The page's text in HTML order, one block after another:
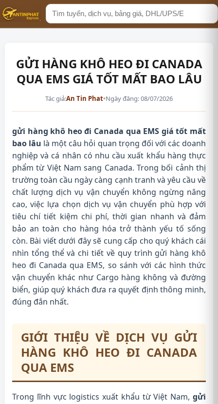
Tìm
kiếm
GỬI HÀNG KHÔ HEO ĐI CANADA
QUA EMS GIÁ TỐT MẤT BAO LÂU
Tác giả:An Tin Phat•Ngày đăng: 08/07/2026
gửi hàng khô heo đi Canada qua EMS giá tốt mất
bao lâu là một câu hỏi quan trọng đối với các doanh
nghiệp và cá nhân có nhu cầu xuất khẩu hàng thực
phẩm từ Việt Nam sang Canada. Trong bối cảnh thị
trường toàn cầu ngày càng cạnh tranh và yêu cầu về
chất lượng dịch vụ vận chuyển không ngừng nâng
cao, việc lựa chọn dịch vụ vận chuyển phù hợp với
tiêu chí tiết kiệm chi phí, thời gian nhanh và đảm
bảo an toàn cho hàng hóa trở thành yếu tố sống
còn. Bài viết dưới đây sẽ cung cấp cho quý khách cái
nhìn tổng thể và chi tiết về quy trình gửi hàng khô
heo đi Canada qua EMS, so sánh với các hình thức
vận chuyển khác như Cargo hàng không và đường
biển, giúp quý khách đưa ra quyết định thông minh,
đúng đắn nhất.
GIỚI THIỆU VỀ DỊCH VỤ GỬI
HÀNG KHÔ HEO ĐI CANADA
QUA EMS
Trong lĩnh vực logistics xuất khẩu từ Việt Nam, gửi